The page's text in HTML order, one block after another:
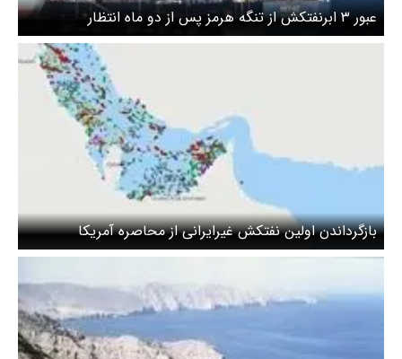
عبور ۳ ابرنفتکش از تنگه هرمز پس از دو ماه انتظار
بازگرداندن اولین نفتکش غیرایرانی از محاصره آمریکا